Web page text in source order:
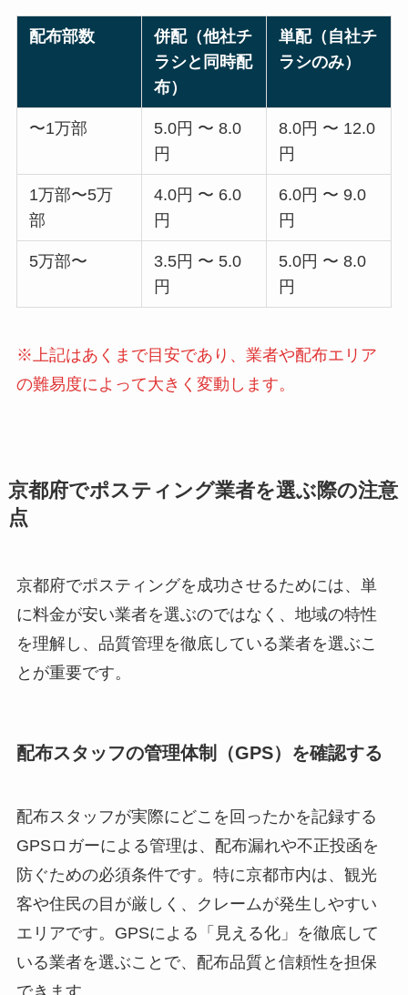
配布部数
併配（他社チ
ラシと同時配
布）
単配（自社チ
ラシのみ）
〜1万部
5.0円 〜 8.0
円
8.0円 〜 12.0
円
1万部〜5万
部
4.0円 〜 6.0
円
6.0円 〜 9.0
円
5万部〜
3.5円 〜 5.0
円
5.0円 〜 8.0
円
※上記はあくまで目安であり、業者や配布エリア
の難易度によって大きく変動します。
京都府でポスティング業者を選ぶ際の注意
点
京都府でポスティングを成功させるためには、単
に料金が安い業者を選ぶのではなく、地域の特性
を理解し、品質管理を徹底している業者を選ぶこ
とが重要です。
配布スタッフの管理体制（GPS）を確認する
配布スタッフが実際にどこを回ったかを記録する
GPSロガーによる管理は、配布漏れや不正投函を
防ぐための必須条件です。特に京都市内は、観光
客や住民の目が厳しく、クレームが発生しやすい
エリアです。GPSによる「見える化」を徹底して
いる業者を選ぶことで、配布品質と信頼性を担保
できます。